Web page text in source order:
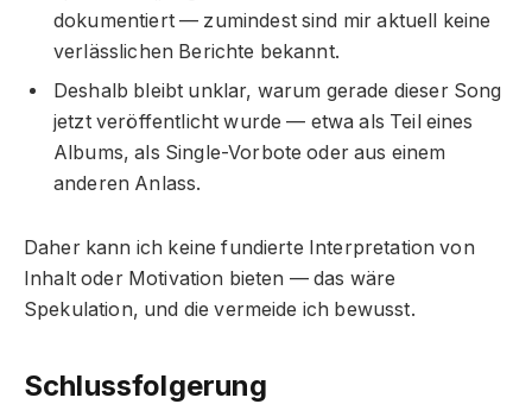
dokumentiert — zumindest sind mir aktuell keine
verlässlichen Berichte bekannt.
Deshalb bleibt unklar, warum gerade dieser Song
jetzt veröffentlicht wurde — etwa als Teil eines
Albums, als Single-Vorbote oder aus einem
anderen Anlass.
Daher kann ich keine fundierte Interpretation von
Inhalt oder Motivation bieten — das wäre
Spekulation, und die vermeide ich bewusst.
Schlussfolgerung